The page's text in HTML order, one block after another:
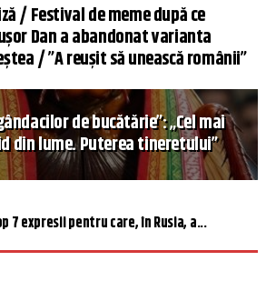
/ Festival de meme după ce
Dan a abandonat varianta
/ ”A reușit să unească românii”
de bucătărie”: „Cel mai
din lume. Puterea tineretului”
7 expresii pentru care, în Rusia, a...